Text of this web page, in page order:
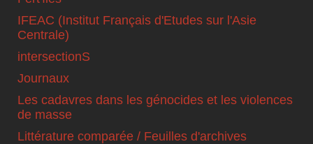
IFEAC (Institut Français d'Etudes sur l'Asie
Centrale)
intersectionS
Journaux
Les cadavres dans les génocides et les violences
de masse
Littérature comparée / Feuilles d'archives